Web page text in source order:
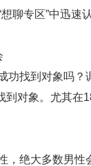
聊专区”中迅速
功找到对象吗？
对象。尤其在
，绝大多数男性